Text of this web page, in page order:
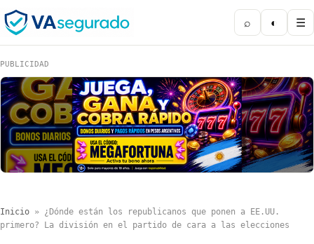
⌕ ◐ ☰
PUBLICIDAD
Inicio » ¿Dónde están los republicanos que ponen a EE.UU.
primero? La división en el partido de cara a las elecciones